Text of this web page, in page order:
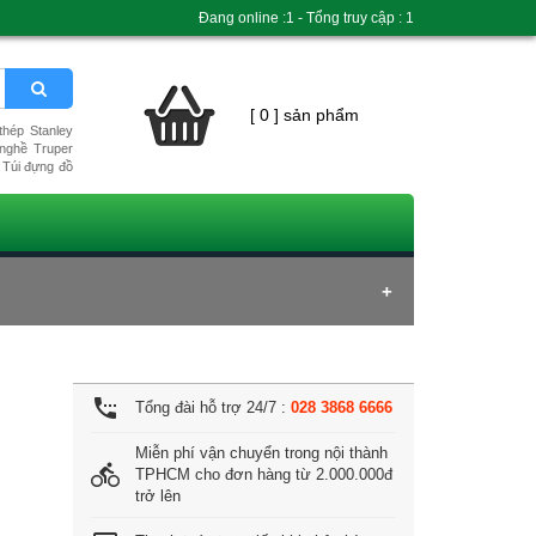
Stanley
Truper
Túi đựng đồ
[ 0 ] sản phẩm
settings_phone Tổng đài hỗ trợ 24/7 : 028 3868 6666
directions_bike
Miễn phí vận chuyển trong nội thành
TPHCM cho đơn hàng từ 2.000.000đ
trở lên
Đang online :1 - Tổng truy cập : 1